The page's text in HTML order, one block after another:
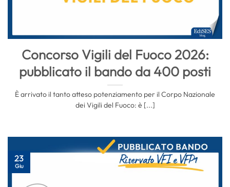
Concorso Vigili del Fuoco 2026:
pubblicato il bando da 400 posti
È arrivato il tanto atteso potenziamento per il Corpo Nazionale
dei Vigili del Fuoco: è [...]
23
Giu